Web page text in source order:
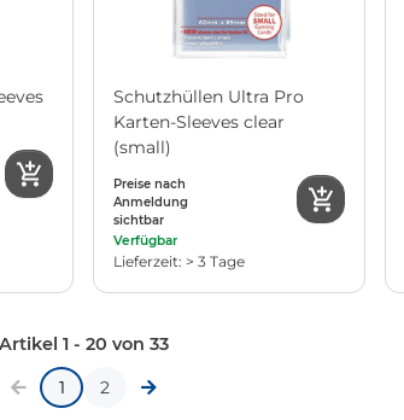
Schutzhüllen Ultra Pro
Karten-Sleeves clear
(small)
Preise nach
Anmeldung
sichtbar
Verfügbar
Lieferzeit: > 3 Tage
Artikel 1 - 20 von 33
1
2